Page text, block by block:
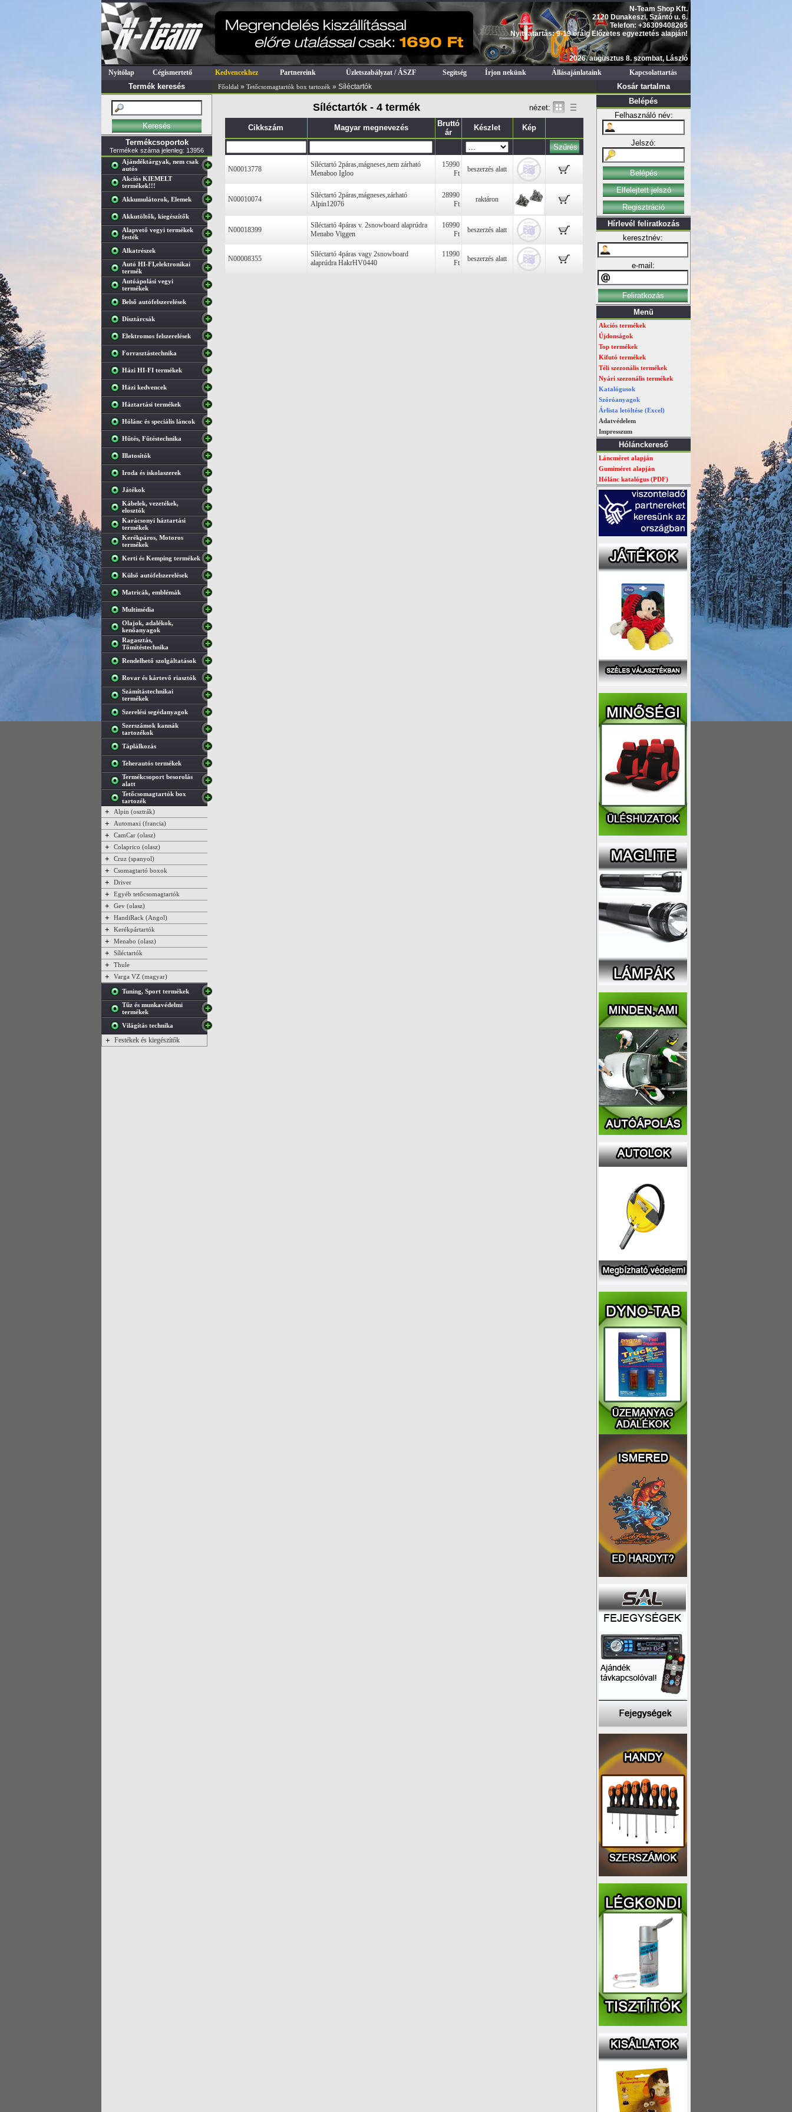
N-Team Shop Kft.
2120 Dunakeszi, Szántó u. 6.
Telefon: +36309408265
Nyitvatartás: 9-19 óráig Előzetes egyeztetés alapján!
2026. augusztus 8. szombat, László
Nyitólap
Cégismertető Kedvencekhez Partnereink Üzletszabályzat / ÁSZF Segítség Írjon nekünk Állásajánlataink Kapcsolattartás
Termék keresés Főoldal » Tetőcsomagtartók box tartozék » Síléctartók Kosár tartalma
Termékcsoportok
Termékek száma jelenleg: 13956
Ajándéktárgyak, nem csak
autós
Akciós KIEMELT
termékek!!!
Akkumulátorok, Elemek
Akkutöltők, kiegészítők
Alapvető vegyi termékek
festék
Alkatrészek
Autó HI-FI,elektronikai
termék
Autóápolási vegyi
termékek
Belső autófelszerelések
Dísztárcsák
Elektromos felszerelések
Forrasztástechnika
Házi HI-FI termékek
Házi kedvencek
Háztartási termékek
Hólánc és speciális láncok
Hűtés, Fűtéstechnika
Illatosítók
Iroda és iskolaszerek
Játékok
Kábelek, vezetékek,
elosztók
Karácsonyi háztartási
termékek
Kerékpáros, Motoros
termékek
Kerti és Kemping termékek
Külső autófelszerelések
Matricák, emblémák
Multimédia
Olajok, adalékok,
kenőanyagok
Ragasztás,
Tőmítéstechnika
Rendelhető szolgáltatások
Rovar és kártevő riasztók
Számítástechnikai
termékek
Szerelési segédanyagok
Szerszámok kannák
tartozékok
Táplálkozás
Teherautós termékek
Termékcsoport besorolás
alatt
Tetőcsomagtartók box
tartozék
+ Alpin (osztrák)
+ Automaxi (francia)
+ CamCar (olasz)
+ Colaprico (olasz)
+ Cruz (spanyol)
+ Csomagtartó boxok
+ Driver
+ Egyéb tetőcsomagtartók
+ Gev (olasz)
+ HandiRack (Angol)
+ Kerékpártartók
+ Menabo (olasz)
+ Síléctartók
+ Thule
+ Varga VZ (magyar)
Tuning, Sport termékek
Tűz és munkavédelmi
termékek
Világítás technika
+ Festékek és kiegészítők
Síléctartók - 4 termék nézet:
Cikkszám Magyar megnevezés
Bruttó
ár
Készlet Kép
N00013778
Síléctartó 2páras,mágneses,nem zárható
Menaboo Igloo
15990
Ft
beszerzés alatt
N00010074
Síléctartó 2páras,mágneses,zárható
Alpin12076
28990
Ft
raktáron
N00018399
Síléctartó 4páras v. 2snowboard alaprúdra
Menabo Viggen
16990
Ft
beszerzés alatt
N00008355
Síléctartó 4páras vagy 2snowboard
alaprúdra HakrHV0440
11990
Ft
beszerzés alatt
Belépés
Felhasználó név:
Jelszó:
Hírlevél feliratkozás
keresztnév:
e-mail:
Menü
Akciós termékek
Újdonságok
Top termékek
Kifutó termékek
Téli szezonális termékek
Nyári szezonális termékek
Katalógusok
Szóróanyagok
Árlista letöltése (Excel)
Adatvédelem
Impresszum
Hólánckereső
Láncméret alapján
Gumiméret alapján
Hólánc katalógus (PDF)